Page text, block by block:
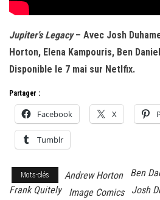
Jupiter’s Legacy – Avec Josh
Horton, Elena Kampouris, Ben
Disponible le 7 mai sur Netlfix.
Partager :
Facebook X
Tumblr
Mots-clés Andrew Horton Ben
Frank Quitely
Image Comics Josh